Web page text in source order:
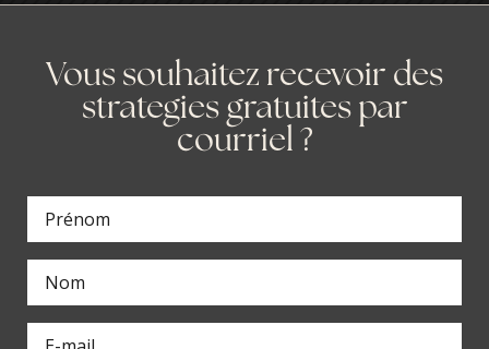
Vous souhaitez recevoir des
strategies gratuites par
courriel ?